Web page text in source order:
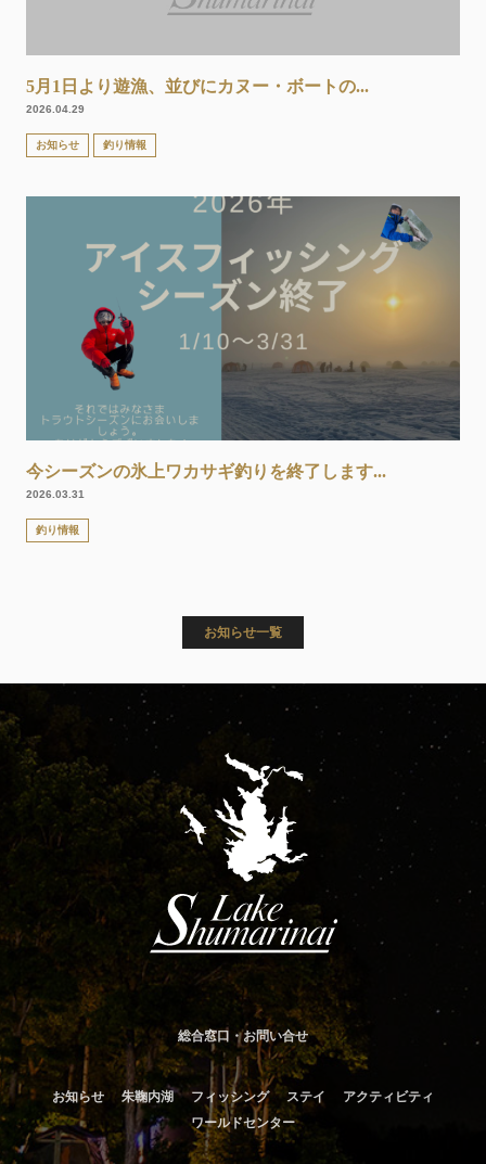
5月1日より遊漁、並びにカヌー・ボートの...
2026.04.29
お知らせ 釣り情報
今シーズンの氷上ワカサギ釣りを終了します...
2026.03.31
釣り情報
お知らせ一覧
総合窓口・お問い合せ
お知らせ 朱鞠内湖 フィッシング ステイ
アクティビティ
ワールドセンター